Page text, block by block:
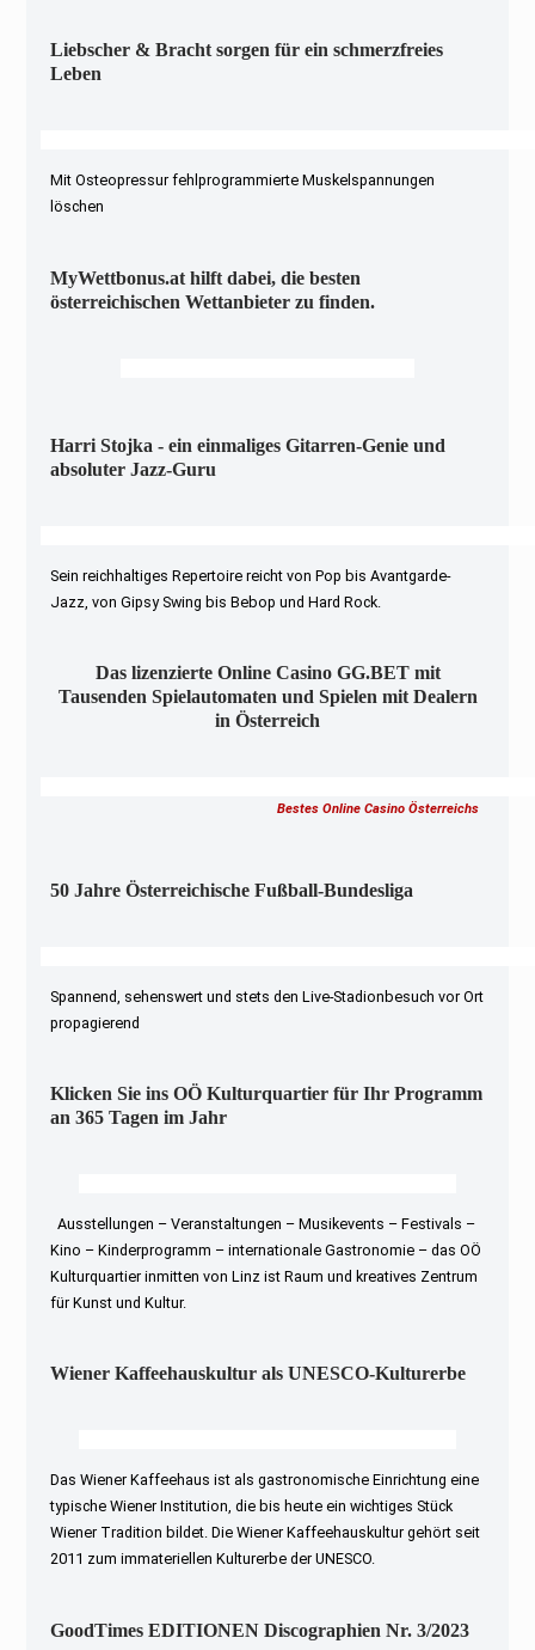
Liebscher & Bracht sorgen für ein schmerzfreies
Leben
Mit Osteopressur fehlprogrammierte Muskelspannungen
löschen
MyWettbonus.at hilft dabei, die besten
österreichischen Wettanbieter zu finden.
Harri Stojka - ein einmaliges Gitarren-Genie und
absoluter Jazz-Guru
Sein reichhaltiges Repertoire reicht von Pop bis Avantgarde-
Jazz, von Gipsy Swing bis Bebop und Hard Rock.
Das lizenzierte Online Casino GG.BET mit
Tausenden Spielautomaten und Spielen mit Dealern
in Österreich
Bestes Online Casino Österreichs
50 Jahre Österreichische Fußball-Bundesliga
Spannend, sehenswert und stets den Live-Stadionbesuch vor Ort
propagierend
Klicken Sie ins OÖ Kulturquartier für Ihr Programm
an 365 Tagen im Jahr
Ausstellungen – Veranstaltungen – Musikevents – Festivals –
Kino – Kinderprogramm – internationale Gastronomie – das OÖ
Kulturquartier inmitten von Linz ist Raum und kreatives Zentrum
für Kunst und Kultur.
Wiener Kaffeehauskultur als UNESCO-Kulturerbe
Das Wiener Kaffeehaus ist als gastronomische Einrichtung eine
typische Wiener Institution, die bis heute ein wichtiges Stück
Wiener Tradition bildet. Die Wiener Kaffeehauskultur gehört seit
2011 zum immateriellen Kulturerbe der UNESCO.
GoodTimes EDITIONEN Discographien Nr. 3/2023